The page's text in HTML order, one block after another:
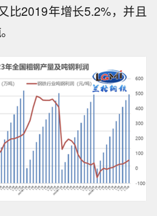
比2019年增长5.2%，并且